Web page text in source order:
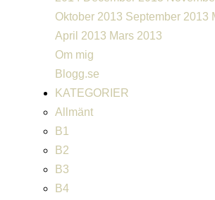
Oktober 2013 September 2013
April 2013 Mars 2013
Om mig
Blogg.se
KATEGORIER
Allmänt
B1
B2
B3
B4